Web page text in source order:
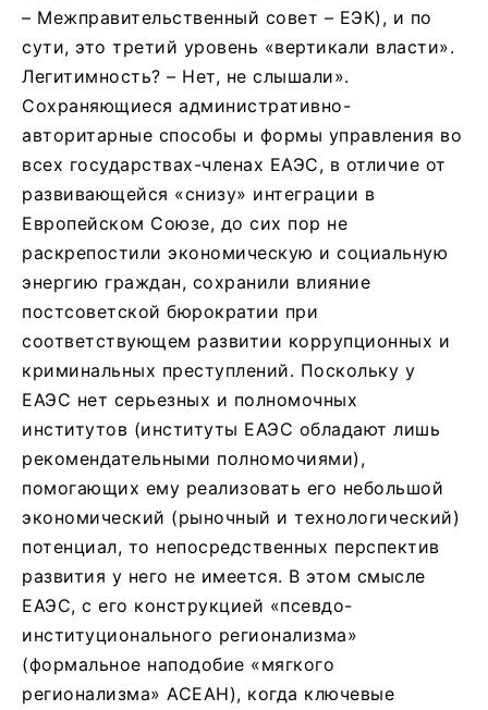
– Межправительственный совет – ЕЭК), и по
сути, это третий уровень «вертикали власти».
Легитимность? – Нет, не слышали».
Сохраняющиеся административно-
авторитарные способы и формы управления во
всех государствах-членах ЕАЭС, в отличие от
развивающейся «снизу» интеграции в
Европейском Союзе, до сих пор не
раскрепостили экономическую и социальную
энергию граждан, сохранили влияние
постсоветской бюрократии при
соответствующем развитии коррупционных и
криминальных преступлений. Поскольку у
ЕАЭС нет серьезных и полномочных
институтов (институты ЕАЭС обладают лишь
рекомендательными полномочиями),
помогающих ему реализовать его небольшой
экономический (рыночный и технологический)
потенциал, то непосредственных перспектив
развития у него не имеется. В этом смысле
ЕАЭС, с его конструкцией «псевдо-
институционального регионализма»
(формальное наподобие «мягкого
регионализма» АСЕАН), когда ключевые